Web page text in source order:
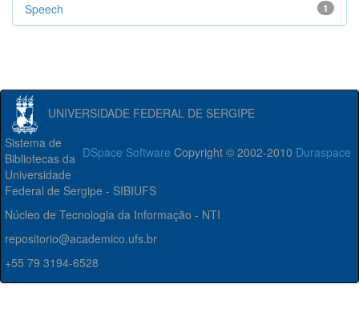
1
Speech
UNIVERSIDADE FEDERAL DE SERGIPE
DSpace Software Copyright © 2002-2010 Duraspace
Sistema de
Bibliotecas da
Universidade
Federal de Sergipe - SIBIUFS
Núcleo de Tecnologia da Informação - NTI
repositorio@academico.ufs.br
+55 79 3194-6528